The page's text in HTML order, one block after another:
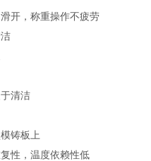
开，称重操作不疲劳
清洁
铸板上
性，温度依赖性低